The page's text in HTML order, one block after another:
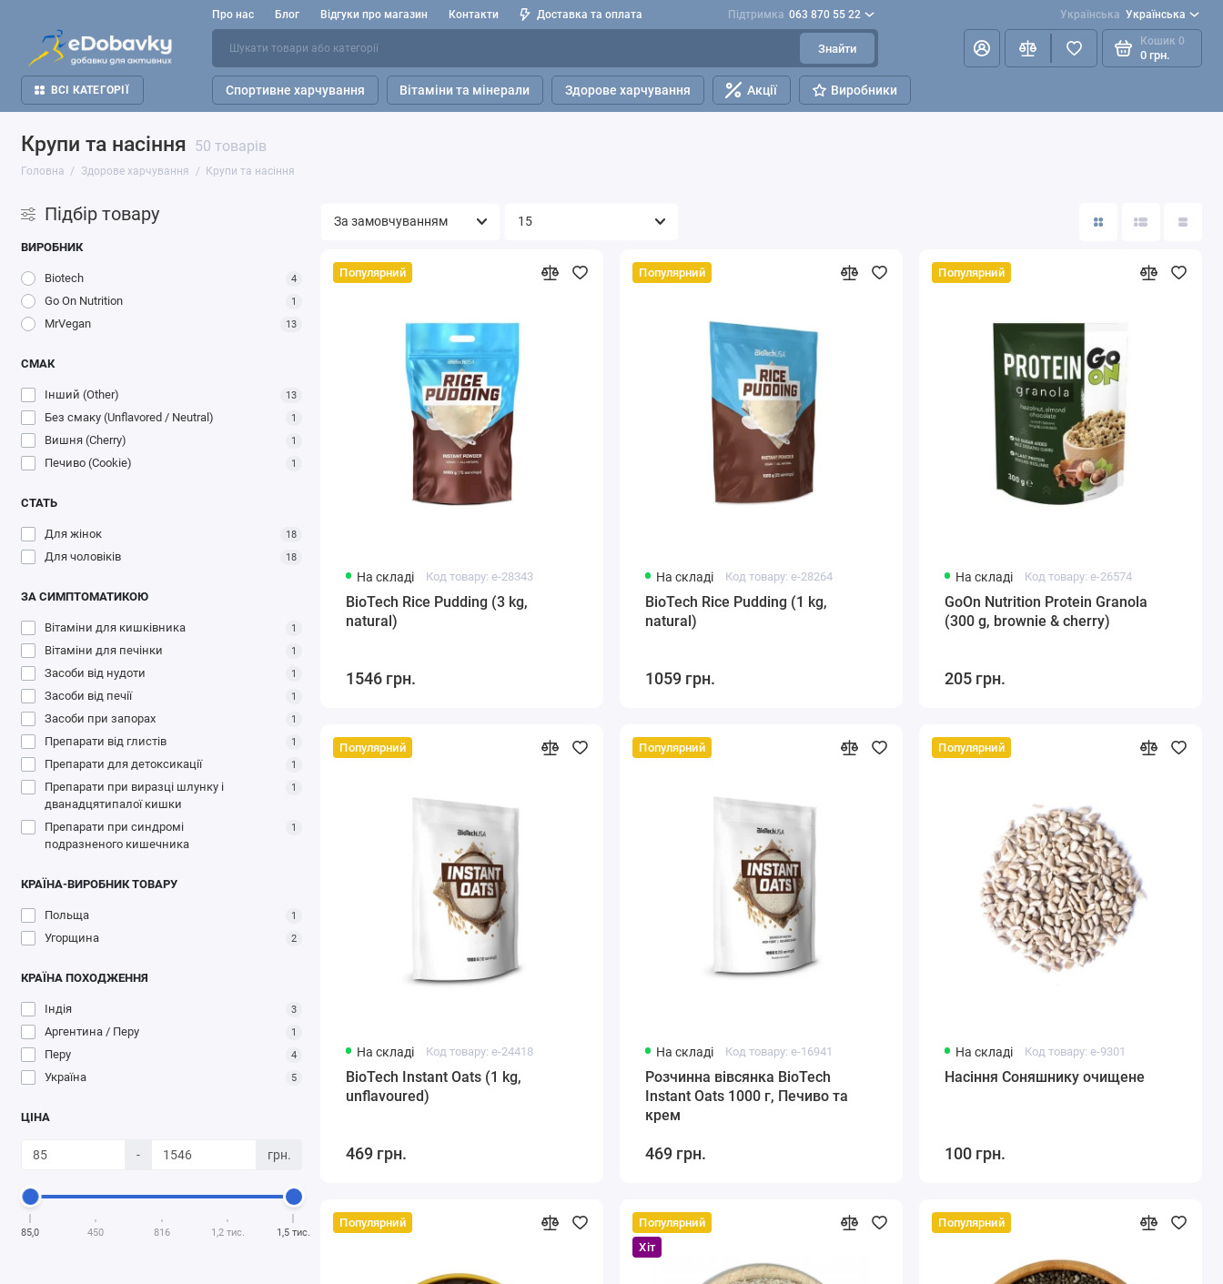
Про нас Блог Відгуки про магазин Контакти Доставка та оплата Підтримка 063 870 55 22 Українська Українська
Знайти
Кошик 0
0 грн.
ВСІ КАТЕГОРІЇ Спортивне харчування Вітаміни та мінерали Здорове харчування Акції Виробники
Крупи та насіння 50 товарів
Головна Здорове харчування Крупи та насіння
Підбір товару
ВИРОБНИК
Biotech 4
Go On Nutrition 1
MrVegan 13
СМАК
Інший (Other) 13
Без смаку (Unflavored / Neutral) 1
Вишня (Cherry) 1
Печиво (Cookie) 1
СТАТЬ
Для жінок 18
Для чоловіків 18
ЗА СИМПТОМАТИКОЮ
Вітаміни для кишківника 1
Вітаміни для печінки 1
Засоби від нудоти 1
Засоби від печії 1
Засоби при запорах 1
Препарати від глистів 1
Препарати для детоксикації 1
Препарати при виразці шлунку і
дванадцятипалої кишки
1
Препарати при синдромі
подразненого кишечника
1
КРАЇНА-ВИРОБНИК ТОВАРУ
Польща 1
Угорщина 2
КРАЇНА ПОХОДЖЕННЯ
Індія 3
Аргентина / Перу 1
Перу 4
Україна 5
ЦІНА
- грн.
85,0 450 816 1,2 тис. 1,5 тис.
Популярний
На складі Код товару: e-28343
BioTech Rice Pudding (3 kg,
natural)
1546 грн.
Популярний
На складі Код товару: e-28264
BioTech Rice Pudding (1 kg,
natural)
1059 грн.
Популярний
На складі Код товару: e-26574
GoOn Nutrition Protein Granola
(300 g, brownie & cherry)
205 грн.
Популярний
На складі Код товару: e-24418
BioTech Instant Oats (1 kg,
unflavoured)
469 грн.
Популярний
На складі Код товару: e-16941
Розчинна вівсянка BioTech
Instant Oats 1000 г, Печиво та
крем
469 грн.
Популярний
На складі Код товару: e-9301
Насіння Соняшнику очищене
100 грн.
Популярний
Популярний
Хіт
Популярний